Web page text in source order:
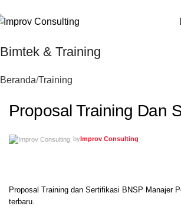
Bimtek & Training
Beranda Training
Proposal Training Dan
byImprov Consulting
Proposal Training dan Sertifikasi BNSP Manajer
terbaru.